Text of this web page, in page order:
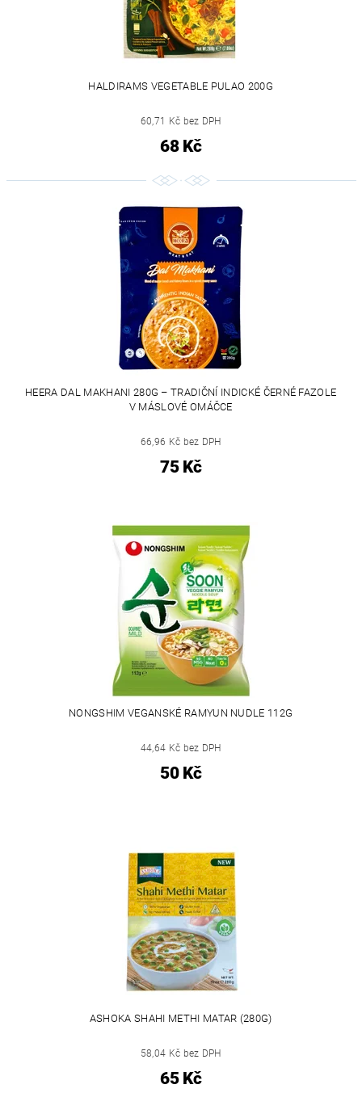
HALDIRAMS VEGETABLE PULAO 200G
60,71 Kč bez DPH
68 Kč
HEERA DAL MAKHANI 280G – TRADIČNÍ INDICKÉ ČERNÉ FAZOLE
V MÁSLOVÉ OMÁČCE
66,96 Kč bez DPH
75 Kč
NONGSHIM VEGANSKÉ RAMYUN NUDLE 112G
44,64 Kč bez DPH
50 Kč
ASHOKA SHAHI METHI MATAR (280G)
58,04 Kč bez DPH
65 Kč